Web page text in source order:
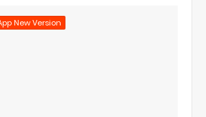
New Version